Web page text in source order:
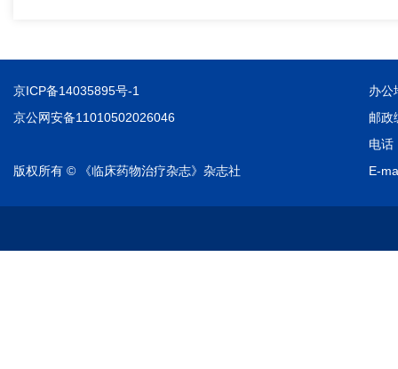
京ICP备14035895号-1
京公网安备11010502026046
版权所有 © 《临床药物治疗杂志》杂志社
办公
邮政
电话
E-